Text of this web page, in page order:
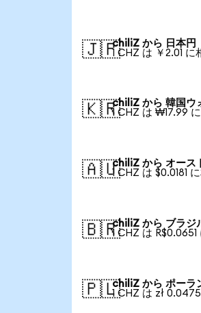
🇯🇵chiliZ から 日本円
1 CHZ は ￥2.01 に
🇰🇷chiliZ から 韓国ウ
1 CHZ は ₩17.99
🇦🇺chiliZ から オース
1 CHZ は $0.0181
🇧🇷chiliZ から ブラジ
1 CHZ は R$0.0651
🇵🇱chiliZ から ポーラ
1 CHZ は zł